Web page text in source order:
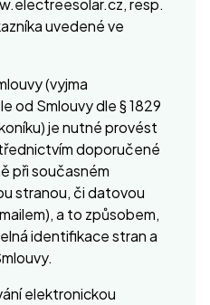
resp.
uvedené ve
(vyjma
od Smlouvy dle § 1829
je nutné provést
doporučené
při současném
stranou, či datovou
a to způsobem,
identifikace stran a
elektronickou